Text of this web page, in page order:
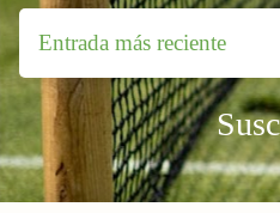
Entrada más reciente